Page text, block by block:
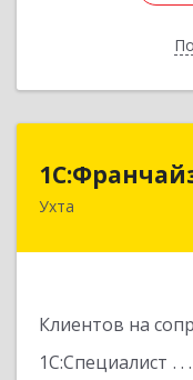
Ухта
Клиентов на
1С:Специалист
169304, Коми